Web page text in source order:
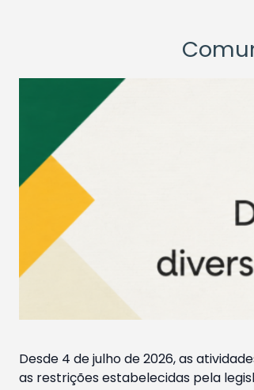
Desde 4 de julho de 2026, as
as restrições estabelecidas pela